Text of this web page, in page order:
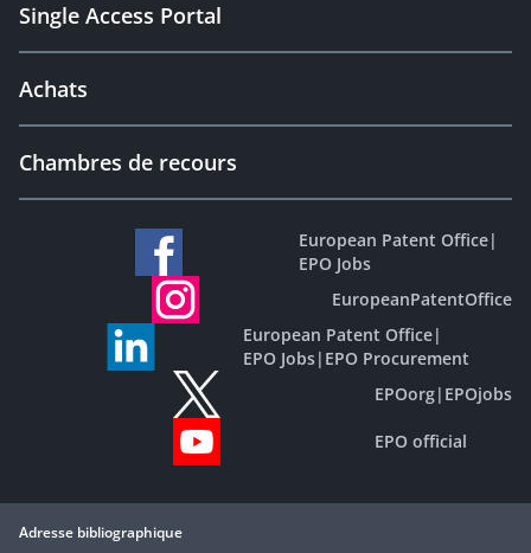
Single Access Portal
Achats
Chambres de recours
European Patent Office|
EPO Jobs
EuropeanPatentOffice
European Patent Office|
EPO Jobs| EPO Procurement
EPOorg| EPOjobs
EPO official
Adresse bibliographique